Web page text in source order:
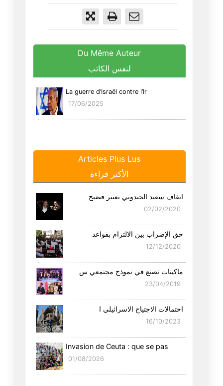
Du Même Auteur
لنفس الكاتب
La guerre d’Israël contre l’Ir
17/06/2025
Articles Plus Lus
الأكثر قراءة
ايقاف سعيد الجندوبي تعتبر فضيح
02/02/2020
حق الإضراب بين الالتزام بقواعد
12/12/2020
ماكينات تصنع في نموذج مجتمعي س
23/04/2019
احتمالات الاجتياح الاسرائيلي ا
16/10/2023
Invasion de Ceuta : que se pas
01/08/2026